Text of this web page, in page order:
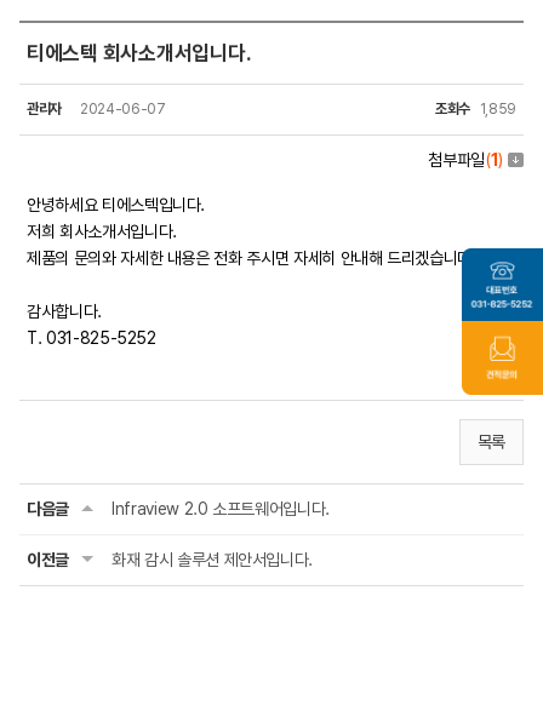
티에스텍 회사소개서입니다.
관리자 2024-06-07 조회수 1,859
첨부파일(1)
안녕하세요 티에스텍입니다.
저희 회사소개서입니다.
제품의 문의와 자세한 내용은 전화 주시면 자세히 안내해 드리겠습니다.
감사합니다.
T. 031-825-5252
목록
다음글 Infraview 2.0 소프트웨어입니다.
이전글 화재 감시 솔루션 제안서입니다.